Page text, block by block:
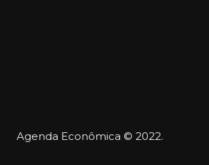
Agenda Econômica © 2022.